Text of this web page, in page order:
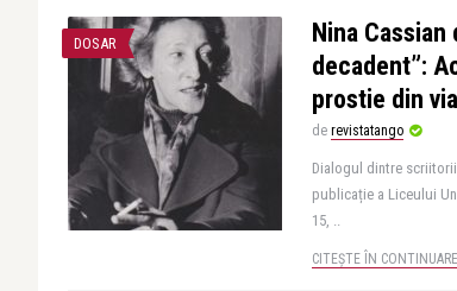
DOSAR
Nina
decadent”:
prostie din
de revistatango
Dialogul dintre
publicație a Liceului
15, ..
CITEȘTE ÎN CONTINUARE